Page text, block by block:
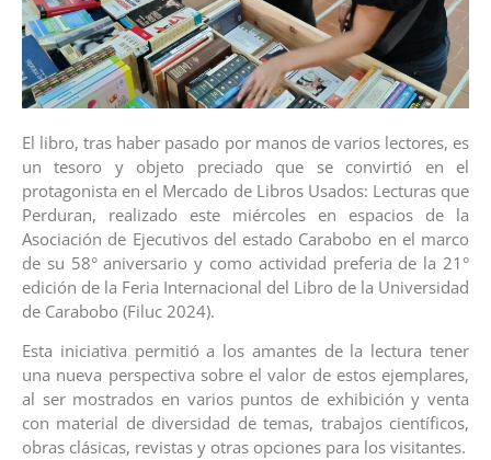
El libro, tras haber pasado por manos de varios lectores, es
un tesoro y objeto preciado que se convirtió en el
protagonista en el Mercado de Libros Usados: Lecturas que
Perduran, realizado este miércoles en espacios de la
Asociación de Ejecutivos del estado Carabobo en el marco
de su 58° aniversario y como actividad preferia de la 21°
edición de la Feria Internacional del Libro de la Universidad
de Carabobo (Filuc 2024).
Esta iniciativa permitió a los amantes de la lectura tener
una nueva perspectiva sobre el valor de estos ejemplares,
al ser mostrados en varios puntos de exhibición y venta
con material de diversidad de temas, trabajos científicos,
obras clásicas, revistas y otras opciones para los visitantes.